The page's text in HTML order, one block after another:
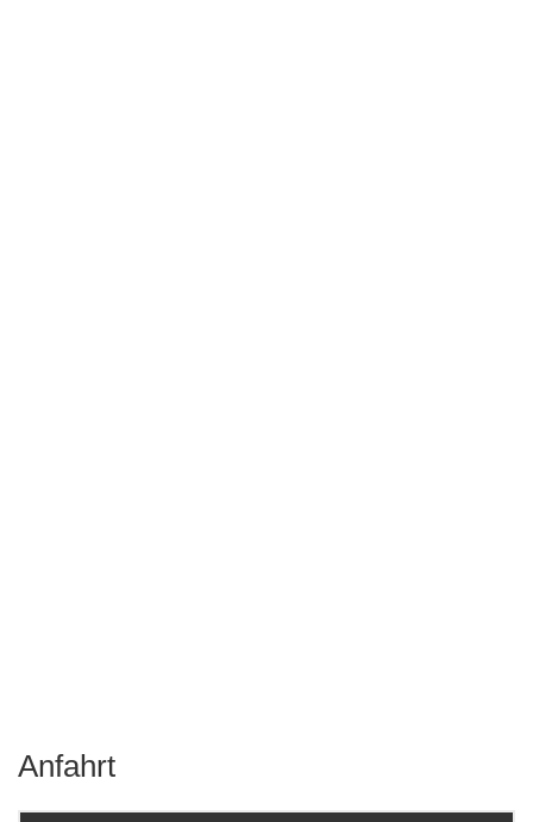
Anfahrt